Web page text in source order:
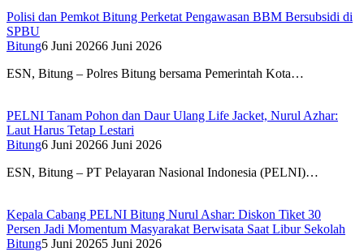
Polisi dan Pemkot Bitung Perketat Pengawasan BBM Bersubsidi di
SPBU
Bitung6 Juni 20266 Juni 2026
ESN, Bitung – Polres Bitung bersama Pemerintah Kota…
PELNI Tanam Pohon dan Daur Ulang Life Jacket, Nurul Azhar:
Laut Harus Tetap Lestari
Bitung6 Juni 20266 Juni 2026
ESN, Bitung – PT Pelayaran Nasional Indonesia (PELNI)…
Kepala Cabang PELNI Bitung Nurul Ashar: Diskon Tiket 30
Persen Jadi Momentum Masyarakat Berwisata Saat Libur Sekolah
Bitung5 Juni 20265 Juni 2026